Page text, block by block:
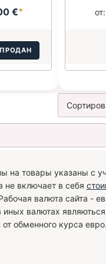
€*
на товары указаны с
не включает в себя
валюта сайта -
иных валютах
от обменного курса